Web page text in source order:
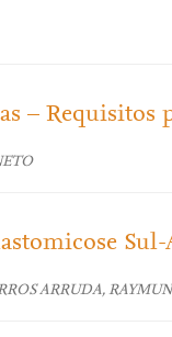
–
Sul-
ARRUDA,